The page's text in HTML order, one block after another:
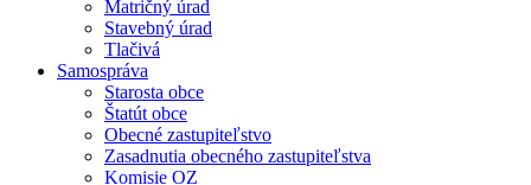
Matričný úrad
Stavebný úrad
Tlačivá
Samospráva
Starosta obce
Štatút obce
Obecné zastupiteľstvo
Zasadnutia obecného zastupiteľstva
Komisie OZ